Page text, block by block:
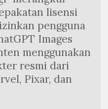
lisensi
pengguna
Images
menggunakan
resmi dari
Pixar, dan